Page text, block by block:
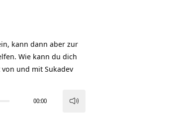
kann dann aber zur
Wie kann du dich
von und mit Sukadev
00:00